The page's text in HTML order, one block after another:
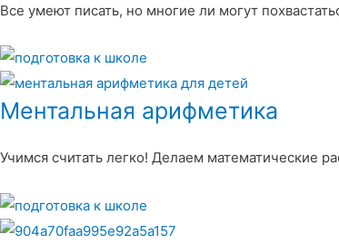
Все умеют писать, но многие ли могут
Ментальная арифметика
Учимся считать легко! Делаем математические